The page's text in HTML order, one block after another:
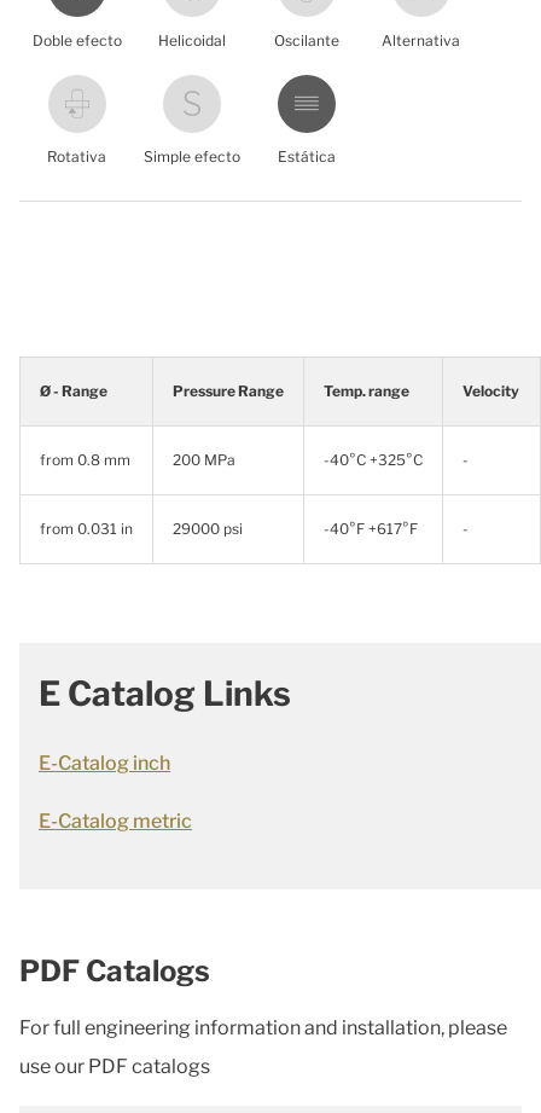
Doble efecto Helicoidal Oscilante Alternativa
Rotativa Simple efecto Estática
Ø - Range Pressure Range Temp. range Velocity
from 0.8 mm 200 MPa -40°C +325°C -
from 0.031 in 29000 psi -40°F +617°F -
E Catalog Links
E-Catalog inch
E-Catalog metric
PDF Catalogs
For full engineering information and installation, please
use our PDF catalogs